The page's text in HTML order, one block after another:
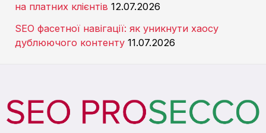
на платних клієнтів 12.07.2026
SEO фасетної навігації: як уникнути хаосу
дублюючого контенту 11.07.2026